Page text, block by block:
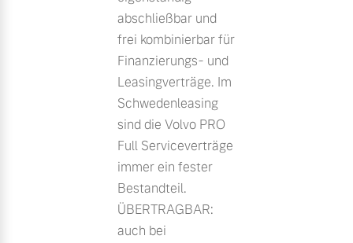
abschließbar und
frei kombinierbar für
Finanzierungs- und
Leasingverträge. Im
Schwedenleasing
sind die Volvo PRO
Full Serviceverträge
immer ein fester
Bestandteil.
ÜBERTRAGBAR:
auch bei